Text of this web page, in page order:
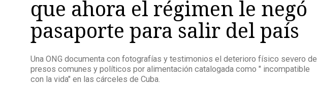
que ahora el régimen le negó
pasaporte para salir del país
Una ONG documenta con fotografías y testimonios el deterioro físico severo de
presos comunes y políticos por alimentación catalogada como " incompatible
con la vida" en las cárceles de Cuba.